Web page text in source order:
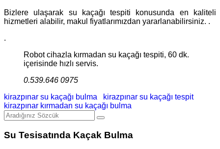
Bizlere ulaşarak su kaçağı tespiti konusunda en kaliteli
hizmetleri alabilir, makul fiyatlarımızdan yararlanabilirsiniz. .
.
Robot cihazla kırmadan su kaçağı tespiti, 60 dk.
içerisinde hızlı servis.
0.539.646 0975
kirazpınar su kaçağı bulma
kirazpınar su kaçağı tespit
kirazpınar kırmadan su kaçağı bulma
Su Tesisatında Kaçak Bulma